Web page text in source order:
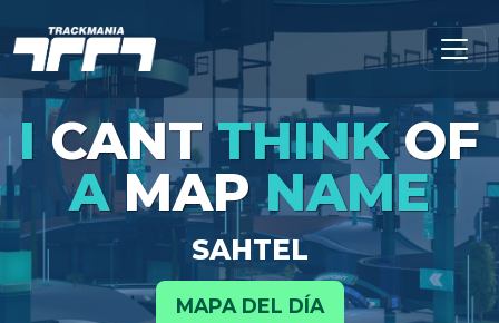
ICANTTHINKOF
AMAPNAME
SAHTEL
MAPA DEL DÍA